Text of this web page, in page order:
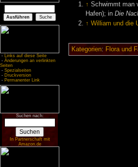
- Links auf diese Seite
- Änderungen an verlinkten
Seiten
- Spezialseiten
- Druckversion
- Permanenter Link
Suchen nach:
In Partnerschaft mit
Amazon.de
↑ Schwimmt man
Hafen); inDie
↑ William und die
Kategorien: Flora und